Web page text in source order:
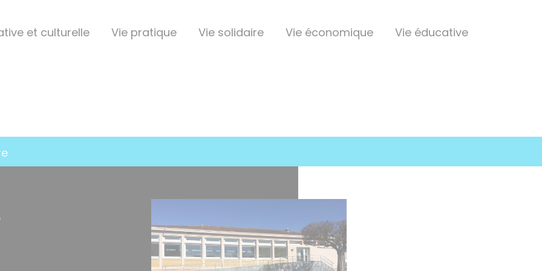
et culturelle Vie pratique Vie solidaire Vie économique Vie éducative